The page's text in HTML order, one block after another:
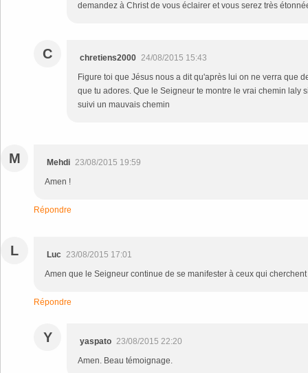
demandez à Christ de vous éclairer et vous serez très
C chretiens2000 24/08/2015 15:43
Figure toi que Jésus nous a dit qu'après lui on ne verra que
que tu adores. Que le Seigneur te montre le vrai chemin laly
suivi un mauvais chemin
M Mehdi 23/08/2015 19:59
Amen !
Répondre
L Luc 23/08/2015 17:01
Amen que le Seigneur continue de se manifester à ceux qui
Répondre
Y yaspato 23/08/2015 22:20
Amen. Beau témoignage.